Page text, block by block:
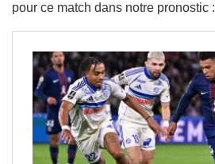
pour ce match dans notre pronostic :